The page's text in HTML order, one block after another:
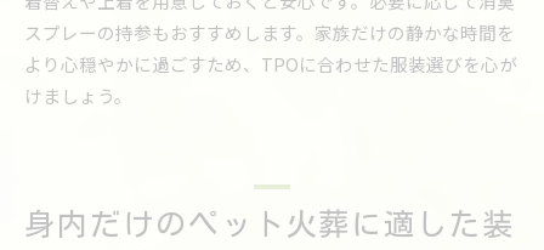
スプレーの持参もおすすめします。家族だけの静かな時間を
より心穏やかに過ごすため、TPOに合わせた服装選びを心が
けましょう。
身内だけのペット火葬に適した装